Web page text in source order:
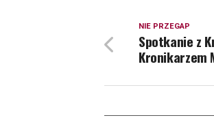
NIE PRZEGAP
Spotkanie z
Kronikarzem